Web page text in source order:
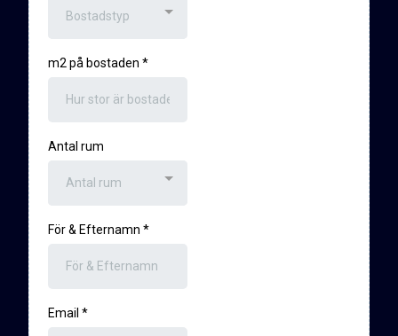
Bostadstyp
m2 på bostaden *
Antal rum
Antal rum
För & Efternamn *
Email *